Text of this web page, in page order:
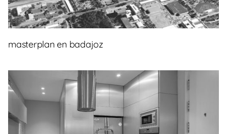
masterplan en badajoz